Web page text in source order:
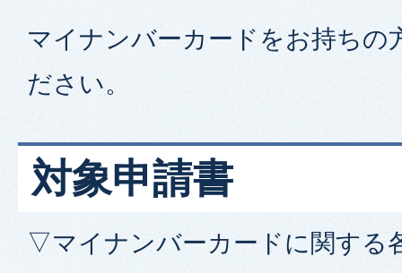
マイナンバーカードをお持ちの
ださい。
対象申請書
▽マイナンバーカードに関する